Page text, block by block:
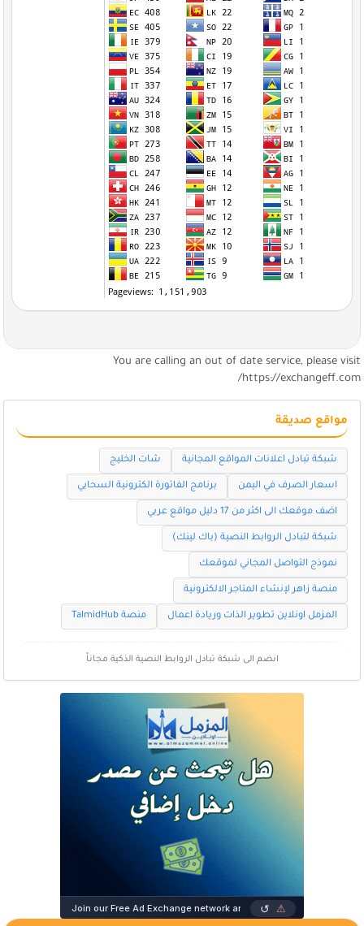
You are calling an out of date service, please visit
https://exchangeff.com/
مواقع صديقة
شبكة تبادل اعلانات المواقع المجانية شات الخليج
اسعار الصرف في اليمن برنامج الفاتورة الكترونية السحابي
اضف موقعك الى اكثر من 17 دليل مواقع عربي
شبكة لتبادل الروابط النصية (باك لينك)
نموذج التواصل المجاني لموقعك
منصة زاهر لإنشاء المتاجر الالكترونية
المزمل اونلاين تطوير الذات وريادة اعمال منصة TalmidHub
انضم الى شبكة تبادل الروابط النصية الذكية مجاناً